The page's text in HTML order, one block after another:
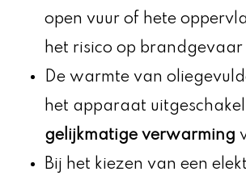
open vuur of hete
het risico op
De warmte van
het apparaat
gelijkmatige verwarming
Bij het kiezen van een